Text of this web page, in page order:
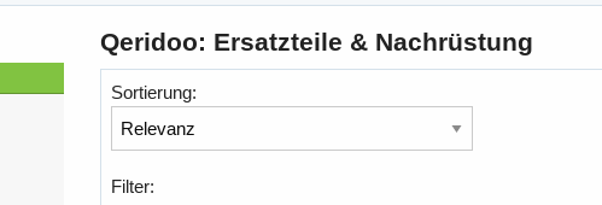
Qeridoo: Ersatzteile & Nachrüstung
Sortierung:
Filter: